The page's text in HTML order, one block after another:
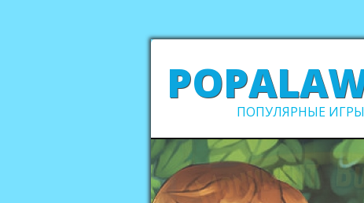
ПОПУЛЯРНЫЕ ИГРЫ